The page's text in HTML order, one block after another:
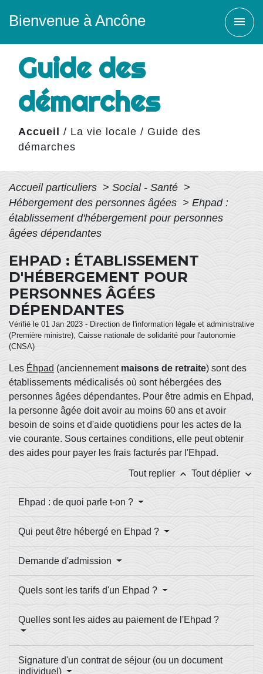
Bienvenue à Ancône menu
Guide des
démarches
Accueil / La vie locale / Guide des
démarches
Accueil particuliers > Social - Santé >
Hébergement des personnes âgées > Ehpad :
établissement d'hébergement pour personnes
âgées dépendantes
EHPAD : ÉTABLISSEMENT
D'HÉBERGEMENT POUR
PERSONNES ÂGÉES
DÉPENDANTES
Vérifié le 01 Jan 2023 - Direction de l'information légale et administrative
(Première ministre), Caisse nationale de solidarité pour l'autonomie
(CNSA)
Les Éhpad (anciennement maisons de retraite) sont des
établissements médicalisés où sont hébergées des
personnes âgées dépendantes. Pour être admis en Ehpad,
la personne âgée doit avoir au moins 60 ans et avoir
besoin de soins et d'aide quotidiens pour les actes de la
vie courante. Sous certaines conditions, elle peut obtenir
des aides pour payer les frais facturés par l'Ehpad.
Tout replier keyboard_arrow_up Tout déplier keyboard_arrow_down
Ehpad : de quoi parle t-on ?
Qui peut être hébergé en Ehpad ?
Demande d'admission
Quels sont les tarifs d'un Ehpad ?
Quelles sont les aides au paiement de l'Ehpad ?
Signature d'un contrat de séjour (ou un document
individuel)